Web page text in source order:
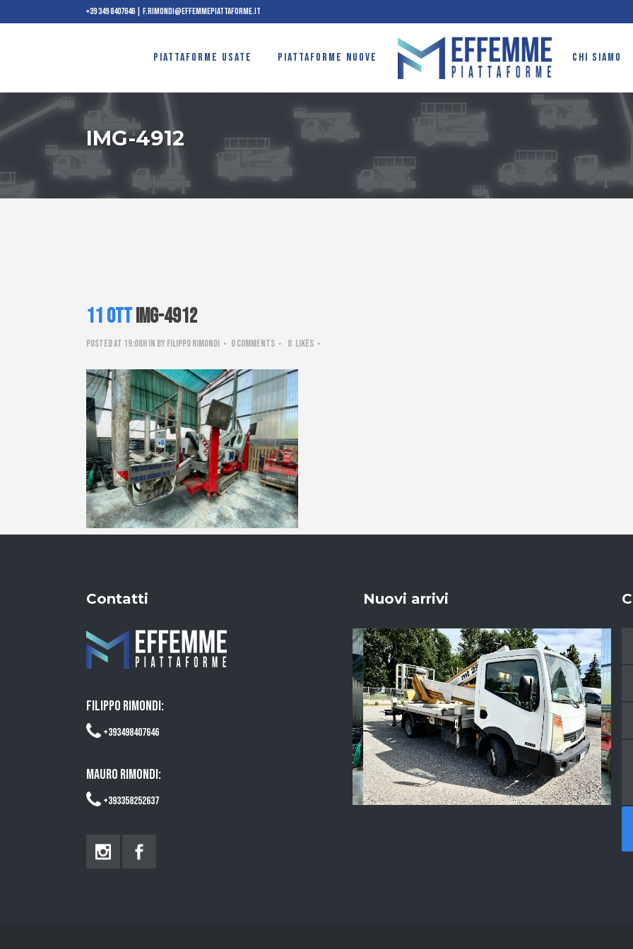
+39 349 8407646| f.rimondi@effemmepiattaforme.it
PIATTAFORME USATE PIATTAFORME NUOVE CHI SIAMO
IMG-4912
11 OttIMG-4912
Posted at 19:08hin by Filippo Rimondi 0 Comments 0 Likes
Contatti
FILIPPO RIMONDI:
+393498407646
MAURO RIMONDI:
+393358252637
Nuovi arrivi